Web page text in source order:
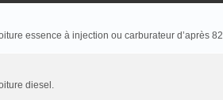
essence à injection ou carburateur d’après 82
diesel.